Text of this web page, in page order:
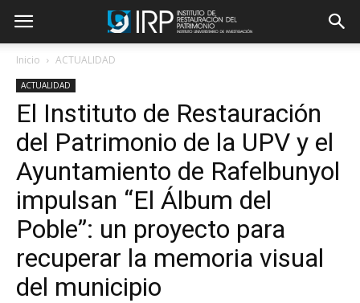
Inicio ACTUALIDAD
ACTUALIDAD
El Instituto de Restauración
del Patrimonio de la UPV y el
Ayuntamiento de Rafelbunyol
impulsan “El Álbum del
Poble”: un proyecto para
recuperar la memoria visual
del municipio